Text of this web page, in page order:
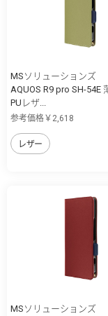
MSソリューションズ
AQUOS R9 pro SH-54E
PUレザ...
参考価格￥2,618
レザー
MSソリューションズ